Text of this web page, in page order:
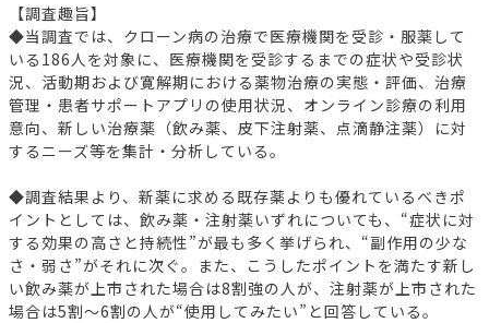
【調査趣旨】
◆当調査では、クローン病の治療で医療機関を受診・服薬して
いる186人を対象に、医療機関を受診するまでの症状や受診状
況、活動期および寛解期における薬物治療の実態・評価、治療
管理・患者サポートアプリの使用状況、オンライン診療の利用
意向、新しい治療薬（飲み薬、皮下注射薬、点滴静注薬）に対
するニーズ等を集計・分析している。
◆調査結果より、新薬に求める既存薬よりも優れているべきポ
イントとしては、飲み薬・注射薬いずれについても、“症状に対
する効果の高さと持続性”が最も多く挙げられ、“副作用の少な
さ・弱さ”がそれに次ぐ。また、こうしたポイントを満たす新し
い飲み薬が上市された場合は8割強の人が、注射薬が上市された
場合は5割～6割の人が“使用してみたい”と回答している。